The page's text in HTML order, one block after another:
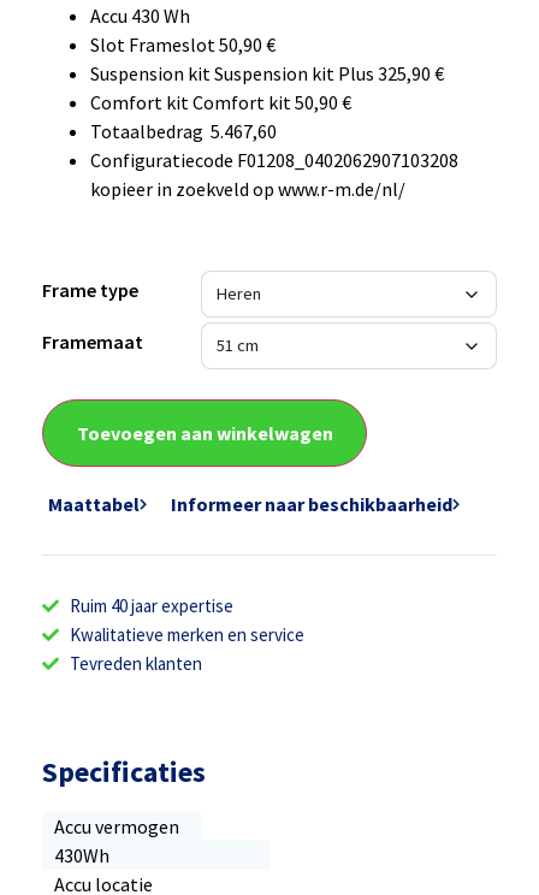
Accu 430 Wh
Slot Frameslot 50,90 €
Suspension kit Suspension kit Plus 325,90 €
Comfort kit Comfort kit 50,90 €
Totaalbedrag 5.467,60
Configuratiecode F01208_0402062907103208
kopieer in zoekveld op www.r-m.de/nl/
Frame type
Framemaat
Toevoegen aan winkelwagen
Maattabel Informeer naar beschikbaarheid
Ruim 40 jaar expertise
Kwalitatieve merken en service
Tevreden klanten
Specificaties
Accu vermogen
430Wh
Accu locatie